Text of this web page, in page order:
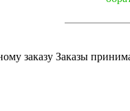
заказу Заказы